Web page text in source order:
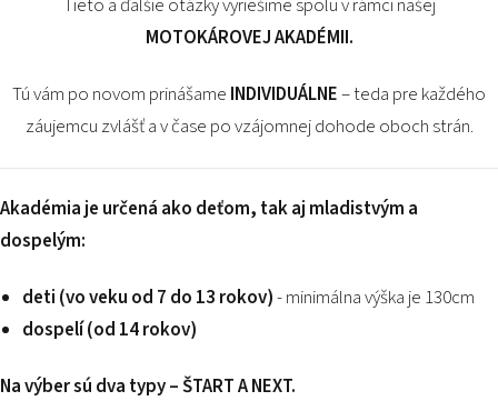
Tieto a ďalšie otázky vyriešime spolu v rámci našej
MOTOKÁROVEJ AKADÉMII.
Tú vám po novom prinášame INDIVIDUÁLNE– teda pre každého
záujemcu zvlášť a v čase po vzájomnej dohode oboch strán.
Akadémia je určená ako deťom, tak aj mladistvým a
dospelým:
deti (vo veku od 7 do 13 rokov)- minimálna výška je 130cm
dospelí (od 14 rokov)
Na výber sú dva typy – ŠTART A NEXT.